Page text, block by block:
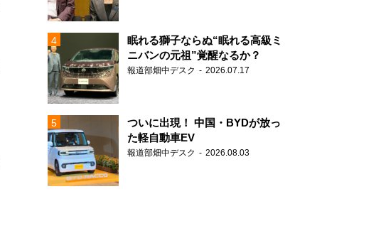
眠れる獅子ならぬ“眠れる高級ミ
ニバンの元祖”覚醒なるか？
報道部畑中デスク 2026.07.17
ついに出現！ 中国・BYDが放っ
た軽自動車EV
報道部畑中デスク 2026.08.03